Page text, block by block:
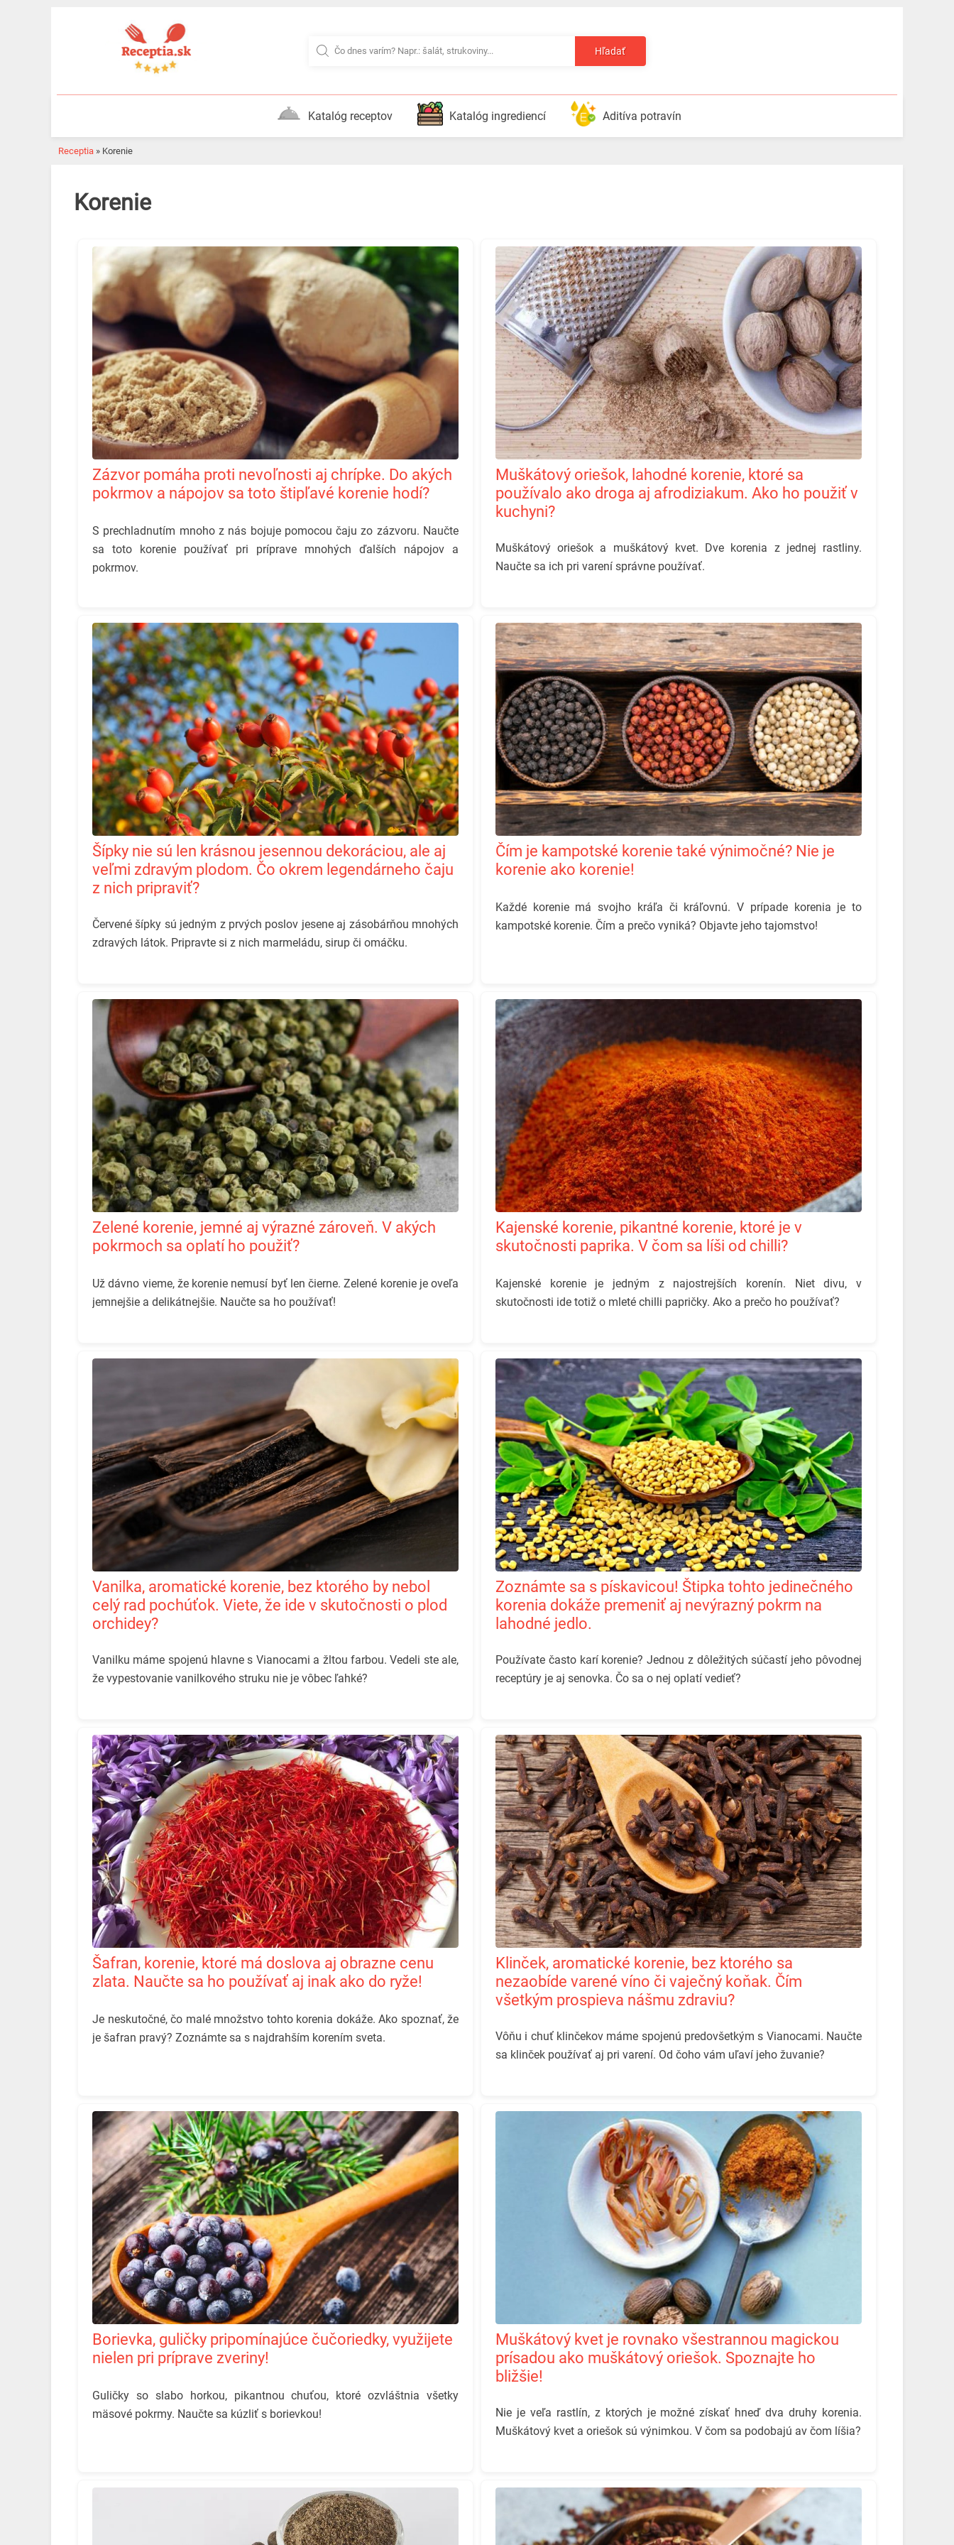
Hľadať
Katalóg receptov Katalóg ingrediencí Aditíva potravín
Receptia » Korenie
Korenie
Zázvor pomáha proti nevoľnosti aj chrípke. Do akých
pokrmov a nápojov sa toto štipľavé korenie hodí?
S prechladnutím mnoho z nás bojuje pomocou čaju zo zázvoru. Naučte
sa toto korenie používať pri príprave mnohých ďalších nápojov a
pokrmov.
Muškátový oriešok, lahodné korenie, ktoré sa
používalo ako droga aj afrodiziakum. Ako ho použiť v
kuchyni?
Muškátový oriešok a muškátový kvet. Dve korenia z jednej rastliny.
Naučte sa ich pri varení správne používať.
Šípky nie sú len krásnou jesennou dekoráciou, ale aj
veľmi zdravým plodom. Čo okrem legendárneho čaju
z nich pripraviť?
Červené šípky sú jedným z prvých poslov jesene aj zásobárňou mnohých
zdravých látok. Pripravte si z nich marmeládu, sirup či omáčku.
Čím je kampotské korenie také výnimočné? Nie je
korenie ako korenie!
Každé korenie má svojho kráľa či kráľovnú. V prípade korenia je to
kampotské korenie. Čím a prečo vyniká? Objavte jeho tajomstvo!
Zelené korenie, jemné aj výrazné zároveň. V akých
pokrmoch sa oplatí ho použiť?
Už dávno vieme, že korenie nemusí byť len čierne. Zelené korenie je oveľa
jemnejšie a delikátnejšie. Naučte sa ho používať!
Kajenské korenie, pikantné korenie, ktoré je v
skutočnosti paprika. V čom sa líši od chilli?
Kajenské korenie je jedným z najostrejších korenín. Niet divu, v
skutočnosti ide totiž o mleté chilli papričky. Ako a prečo ho používať?
Vanilka, aromatické korenie, bez ktorého by nebol
celý rad pochúťok. Viete, že ide v skutočnosti o plod
orchidey?
Vanilku máme spojenú hlavne s Vianocami a žltou farbou. Vedeli ste ale,
že vypestovanie vanilkového struku nie je vôbec ľahké?
Zoznámte sa s pískavicou! Štipka tohto jedinečného
korenia dokáže premeniť aj nevýrazný pokrm na
lahodné jedlo.
Používate často karí korenie? Jednou z dôležitých súčastí jeho pôvodnej
receptúry je aj senovka. Čo sa o nej oplatí vedieť? ️
Šafran, korenie, ktoré má doslova aj obrazne cenu
zlata. Naučte sa ho používať aj inak ako do ryže!
Je neskutočné, čo malé množstvo tohto korenia dokáže. Ako spoznať, že
je šafran pravý?️ Zoznámte sa s najdrahším korením sveta.
Klinček, aromatické korenie, bez ktorého sa
nezaobíde varené víno či vaječný koňak. Čím
všetkým prospieva nášmu zdraviu?
Vôňu i chuť klinčekov máme spojenú predovšetkým s Vianocami. Naučte
sa klinček používať aj pri varení. Od čoho vám uľaví jeho žuvanie?
Borievka, guličky pripomínajúce čučoriedky, využijete
nielen pri príprave zveriny!
Guličky so slabo horkou, pikantnou chuťou, ktoré ozvláštnia všetky
mäsové pokrmy. Naučte sa kúzliť s borievkou!
Muškátový kvet je rovnako všestrannou magickou
prísadou ako muškátový oriešok. Spoznajte ho
bližšie!
Nie je veľa rastlín, z ktorých je možné získať hneď dva druhy korenia.
Muškátový kvet a oriešok sú výnimkou. V čom sa podobajú av čom líšia?